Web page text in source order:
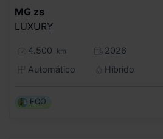
MG zs
LUXURY
4.500 km
2026
Automático
Híbrido
ECO